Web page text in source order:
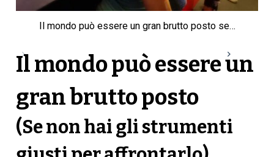
Il mondo può essere un gran brutto posto se…
Il mondo può essere un
gran brutto posto
(Se non hai gli strumenti